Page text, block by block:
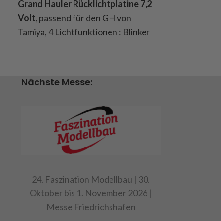
Grand Hauler Rücklichtplatine 7,2
Volt, passend für den GH von
Tamiya, 4 Lichtfunktionen : Blinker
Rückfahrscheinwerfer, farbige
55cm, Inhalt : 1
Beleuchtungsplatine,
Einbauanleitung
MFC
Art.Nr. 907393
Nächste Messe:
24. Faszination Modellbau | 30.
Oktober bis 1. November 2026 |
Messe Friedrichshafen